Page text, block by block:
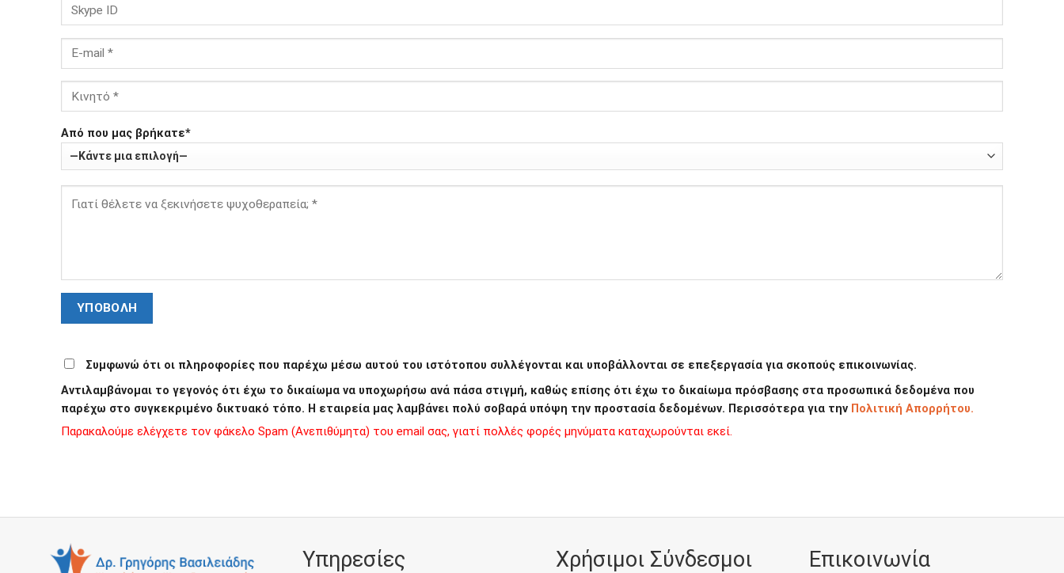
Από που μας βρήκατε*
Συμφωνώ ότι οι πληροφορίες που παρέχω μέσω αυτού του ιστότοπου συλλέγονται και υποβάλλονται σε επεξεργασία για σκοπούς επικοινωνίας.
Αντιλαμβάνομαι το γεγονός ότι έχω το δικαίωμα να υποχωρήσω ανά πάσα στιγμή, καθώς επίσης ότι έχω το δικαίωμα πρόσβασης στα προσωπικά δεδομένα που
παρέχω στο συγκεκριμένο δικτυακό τόπο. Η εταιρεία μας λαμβάνει πολύ σοβαρά υπόψη την προστασία δεδομένων. Περισσότερα για την Πολιτική Απορρήτου.
Παρακαλούμε ελέγχετε τον φάκελο Spam (Ανεπιθύμητα) του email σας, γιατί πολλές φορές μηνύματα καταχωρούνται εκεί.
Υπηρεσίες Χρήσιμοι Σύνδεσμοι Επικοινωνία